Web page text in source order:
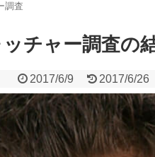
調査
チャー調査の
2017/6/9 2017/6/26